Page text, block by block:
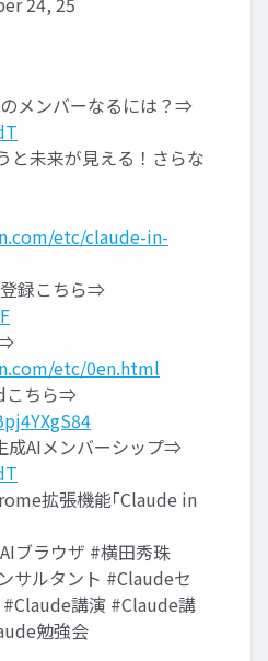
メンバーなるには？⇒
と未来が見える！さらな
etc/claude-in-
録こちら⇒
etc/0en.html
こちら⇒
成AIメンバーシップ⇒
拡張機能｢Claude in
ブラウザ #横田秀珠
サルタント #Claudeセ
講演 #Claude講
勉強会